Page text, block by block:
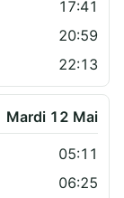
17:41
20:59
22:13
Mardi 12 Mai
05:11
06:25